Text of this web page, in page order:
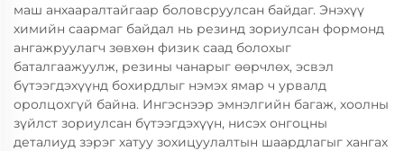
маш анхааралтайгаар боловсруулсан байдаг. Энэхүү
химийн саармаг байдал нь резинд зориулсан формонд
ангажруулагч зөвхөн физик саад болохыг
баталгаажуулж, резины чанарыг өөрчлөх, эсвэл
бүтээгдэхүүнд бохирдлыг нэмэх ямар ч урвалд
оролцохгүй байна. Ингэснээр эмнэлгийн багаж, хоолны
зүйлст зориулсан бүтээгдэхүүн, нисэх онгоцны
деталиуд зэрэг хатуу зохицуулалтын шаардлагыг хангах